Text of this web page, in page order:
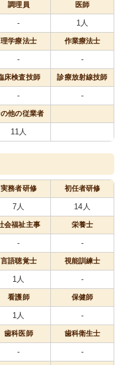
調理員 医師
- 1人
理学療法士 作業療法士
- -
床検査技師 診療放射線技師
- -
他の従業者
11人
実務者研修 初任者研修
7人 14人
会福祉主事 栄養士
- -
言語聴覚士 視能訓練士
1人 -
看護師 保健師
1人 -
歯科医師 歯科衛生士
- -